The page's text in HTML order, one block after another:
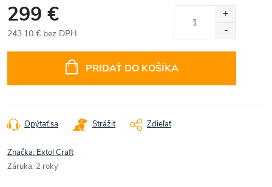
299 €
243.10 € bez DPH
PRIDAŤ DO KOŠÍKA
Opýtať sa Strážiť Zdieľať
Značka: Extol Craft
Záruka: 2 roky